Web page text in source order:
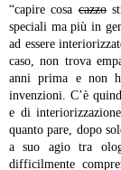
“capire cosacazzo
speciali ma più in
ad essere
caso, non trova
anni prima e non
invenzioni. C’è
e di
quanto pare, dopo
a suo agio tra
difficilmente